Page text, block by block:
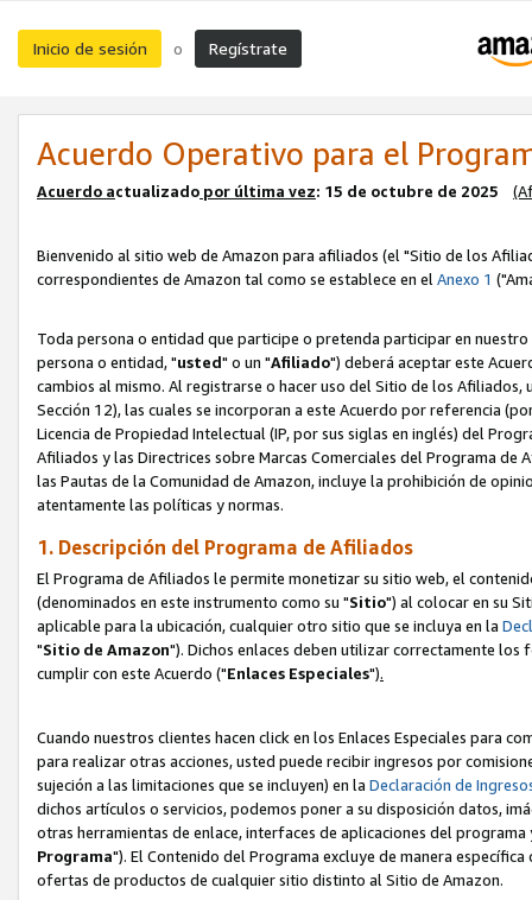
Inicio de sesión o Regístrate
Acuerdo Operativo para el
Acuerdo actualizado por última vez: 15 de octubre de 2025
Bienvenido al sitio web de Amazon para afiliados (el "Sitio de los
correspondientes de Amazon tal como se establece en elAnexo 1
Toda persona o entidad que participe o pretenda participar en
persona o entidad, "usted" o un "Afiliado") deberá aceptar este
cambios al mismo. Al registrarse o hacer uso del Sitio de los
Sección 12), las cuales se incorporan a este Acuerdo por referencia
Licencia de Propiedad Intelectual (IP, por sus siglas en inglés) del
Afiliados y las Directrices sobre Marcas Comerciales del Programa
las Pautas de la Comunidad de Amazon, incluye la prohibición de
atentamente las políticas y normas.
1. Descripción del Programa de Afiliados
El Programa de Afiliados le permite monetizar su sitio web, el
(denominados en este instrumento como su "Sitio") al colocar en su
aplicable para la ubicación, cualquier otro sitio que se incluya en la
"Sitio de Amazon"). Dichos enlaces deben utilizar correctamente los
cumplir con este Acuerdo ("Enlaces Especiales").
Cuando nuestros clientes hacen click en los Enlaces Especiales para
para realizar otras acciones, usted puede recibir ingresos por
sujeción a las limitaciones que se incluyen) en la Declaración de
dichos artículos o servicios, podemos poner a su disposición datos,
otras herramientas de enlace, interfaces de aplicaciones del
Programa"). El Contenido del Programa excluye de manera
ofertas de productos de cualquier sitio distinto al Sitio de Amazon.